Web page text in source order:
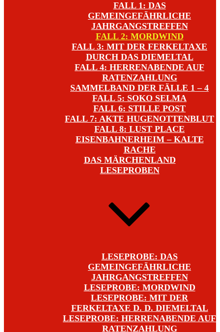
FALL 1: DAS
GEMEINGEFÄHRLICHE
JAHRGANGSTREFFEN
FALL 2: MORDWIND
FALL 3: MIT DER FERKELTAXE
DURCH DAS DIEMELTAL
FALL 4: HERRENABENDE AUF
RATENZAHLUNG
SAMMELBAND DER FÄLLE 1 – 4
FALL 5: SOKO SELMA
FALL 6: STILLE POST
FALL 7: AKTE HUGENOTTENBLUT
FALL 8: LUST PLACE
EISENBAHNERHEIM – KALTE
RACHE
DAS MÄRCHENLAND
LESEPROBEN
LESEPROBE: DAS
GEMEINGEFÄHRLICHE
JAHRGANGSTREFFEN
LESEPROBE: MORDWIND
LESEPROBE: MIT DER
FERKELTAXE D. D. DIEMELTAL
LESEPROBE: HERRENABENDE AUF
RATENZAHLUNG